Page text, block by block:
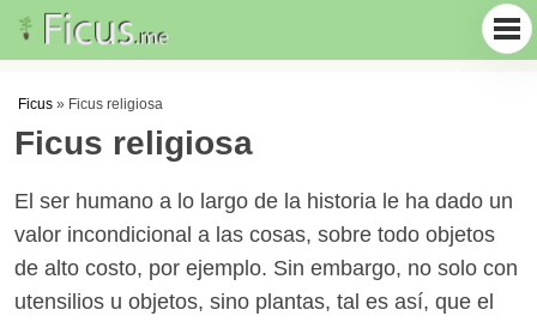
Ficus » Ficus religiosa
Ficus religiosa
El ser humano a lo largo de la historia le ha dado un
valor incondicional a las cosas, sobre todo objetos
de alto costo, por ejemplo. Sin embargo, no solo con
utensilios u objetos, sino plantas, tal es así, que el